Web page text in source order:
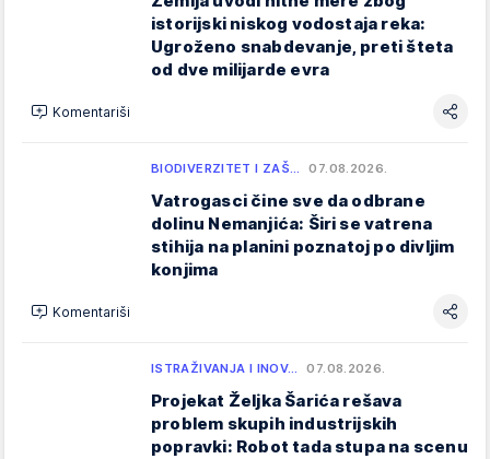
istorijski niskog vodostaja reka:
Ugroženo snabdevanje, preti šteta
od dve milijarde evra
Komentariši
BIODIVERZITET I ZAŠ… 07.08.2026.
Vatrogasci čine sve da odbrane
dolinu Nemanjića: Širi se vatrena
stihija na planini poznatoj po divljim
konjima
Komentariši
ISTRAŽIVANJA I INOV… 07.08.2026.
Projekat Željka Šarića rešava
problem skupih industrijskih
popravki: Robot tada stupa na scenu